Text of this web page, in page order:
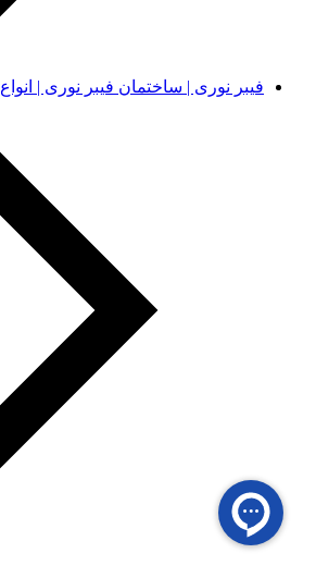
فیبر نوری | ساختمان فیبر نوری | انواع Fiber Optic